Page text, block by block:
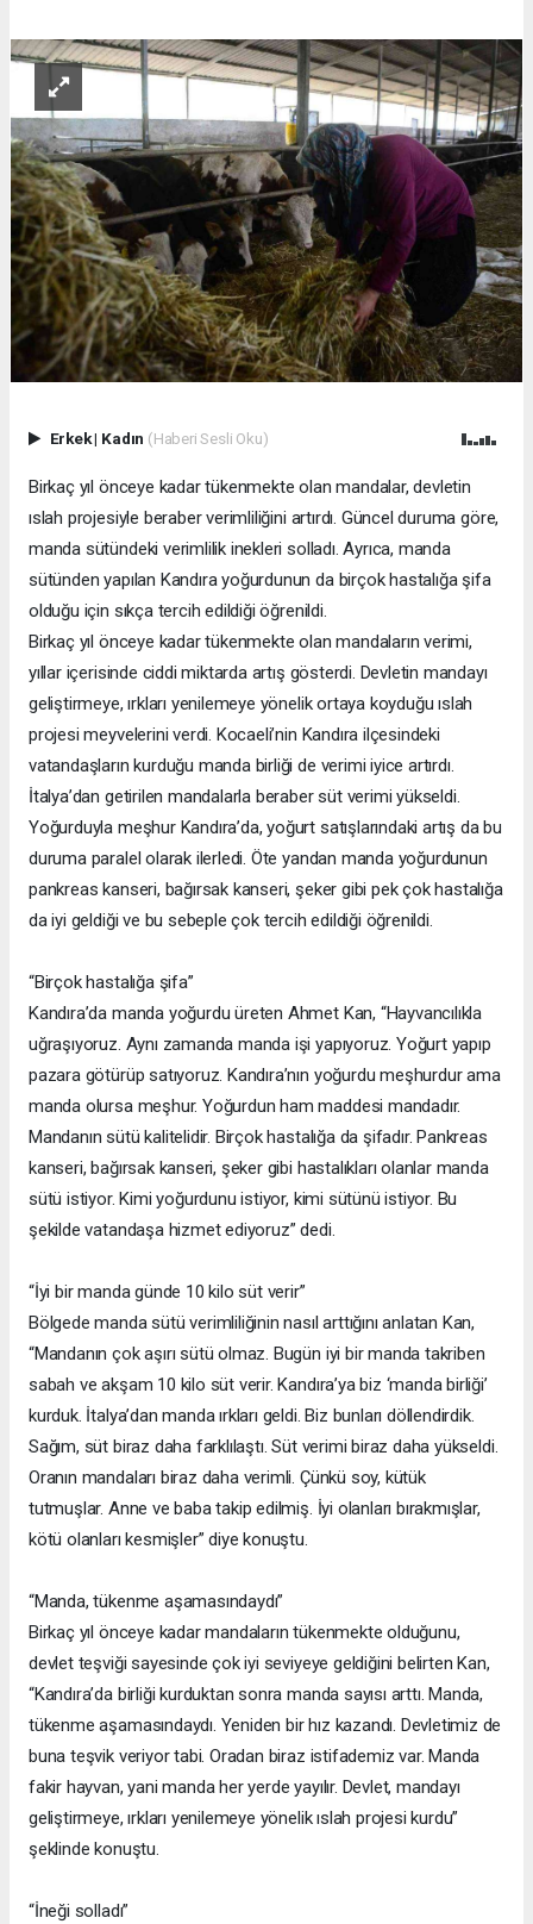
Erkek| Kadın (Haberi Sesli Oku)
Birkaç yıl önceye kadar tükenmekte olan mandalar, devletin
ıslah projesiyle beraber verimliliğini artırdı. Güncel duruma göre,
manda sütündeki verimlilik inekleri solladı. Ayrıca, manda
sütünden yapılan Kandıra yoğurdunun da birçok hastalığa şifa
olduğu için sıkça tercih edildiği öğrenildi.
Birkaç yıl önceye kadar tükenmekte olan mandaların verimi,
yıllar içerisinde ciddi miktarda artış gösterdi. Devletin mandayı
geliştirmeye, ırkları yenilemeye yönelik ortaya koyduğu ıslah
projesi meyvelerini verdi. Kocaeli’nin Kandıra ilçesindeki
vatandaşların kurduğu manda birliği de verimi iyice artırdı.
İtalya’dan getirilen mandalarla beraber süt verimi yükseldi.
Yoğurduyla meşhur Kandıra’da, yoğurt satışlarındaki artış da bu
duruma paralel olarak ilerledi. Öte yandan manda yoğurdunun
pankreas kanseri, bağırsak kanseri, şeker gibi pek çok hastalığa
da iyi geldiği ve bu sebeple çok tercih edildiği öğrenildi.
“Birçok hastalığa şifa”
Kandıra’da manda yoğurdu üreten Ahmet Kan, “Hayvancılıkla
uğraşıyoruz. Aynı zamanda manda işi yapıyoruz. Yoğurt yapıp
pazara götürüp satıyoruz. Kandıra’nın yoğurdu meşhurdur ama
manda olursa meşhur. Yoğurdun ham maddesi mandadır.
Mandanın sütü kalitelidir. Birçok hastalığa da şifadır. Pankreas
kanseri, bağırsak kanseri, şeker gibi hastalıkları olanlar manda
sütü istiyor. Kimi yoğurdunu istiyor, kimi sütünü istiyor. Bu
şekilde vatandaşa hizmet ediyoruz” dedi.
“İyi bir manda günde 10 kilo süt verir”
Bölgede manda sütü verimliliğinin nasıl arttığını anlatan Kan,
“Mandanın çok aşırı sütü olmaz. Bugün iyi bir manda takriben
sabah ve akşam 10 kilo süt verir. Kandıra’ya biz ‘manda birliği’
kurduk. İtalya’dan manda ırkları geldi. Biz bunları döllendirdik.
Sağım, süt biraz daha farklılaştı. Süt verimi biraz daha yükseldi.
Oranın mandaları biraz daha verimli. Çünkü soy, kütük
tutmuşlar. Anne ve baba takip edilmiş. İyi olanları bırakmışlar,
kötü olanları kesmişler” diye konuştu.
“Manda, tükenme aşamasındaydı”
Birkaç yıl önceye kadar mandaların tükenmekte olduğunu,
devlet teşviği sayesinde çok iyi seviyeye geldiğini belirten Kan,
“Kandıra’da birliği kurduktan sonra manda sayısı arttı. Manda,
tükenme aşamasındaydı. Yeniden bir hız kazandı. Devletimiz de
buna teşvik veriyor tabi. Oradan biraz istifademiz var. Manda
fakir hayvan, yani manda her yerde yayılır. Devlet, mandayı
geliştirmeye, ırkları yenilemeye yönelik ıslah projesi kurdu”
şeklinde konuştu.
“İneği solladı”